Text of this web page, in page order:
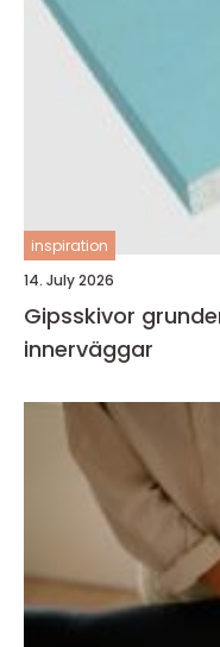
inspiration
14. July 2026
Gipsskivor grunden för moderna, hållbara
innerväggar